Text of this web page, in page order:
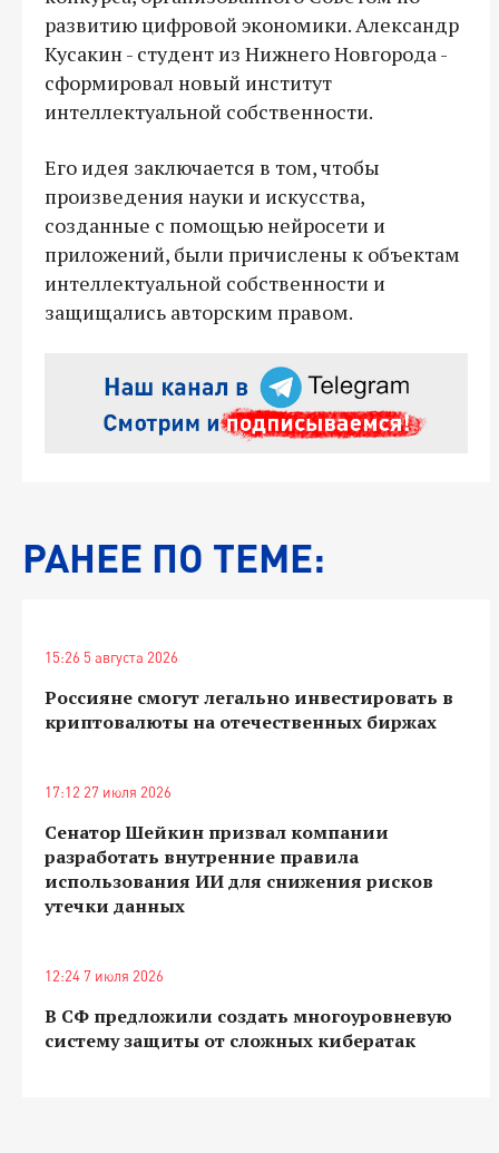
развитию цифровой экономики. Александр
Кусакин - студент из Нижнего Новгорода -
сформировал новый институт
интеллектуальной собственности.
Его идея заключается в том, чтобы
произведения науки и искусства,
созданные с помощью нейросети и
приложений, были причислены к объектам
интеллектуальной собственности и
защищались авторским правом.
РАНЕЕ ПО ТЕМЕ:
15:26 5 августа 2026
Россияне смогут легально инвестировать в
криптовалюты на отечественных биржах
17:12 27 июля 2026
Сенатор Шейкин призвал компании
разработать внутренние правила
использования ИИ для снижения рисков
утечки данных
12:24 7 июля 2026
В СФ предложили создать многоуровневую
систему защиты от сложных кибератак